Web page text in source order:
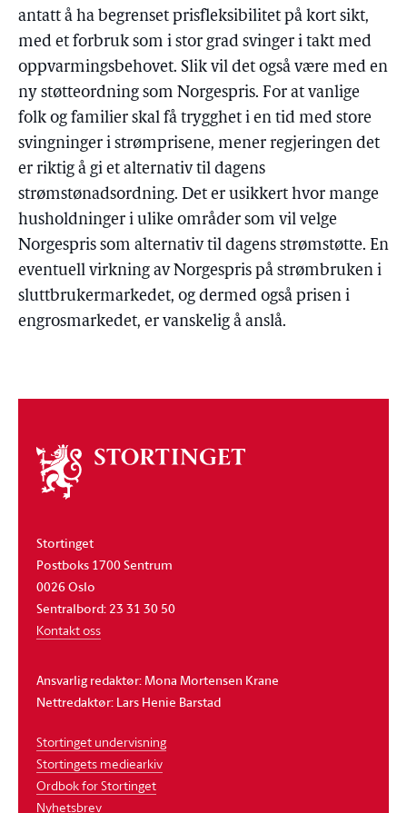
antatt å ha begrenset prisfleksibilitet på kort sikt,
med et forbruk som i stor grad svinger i takt med
oppvarmingsbehovet. Slik vil det også være med en
ny støtteordning som Norgespris. For at vanlige
folk og familier skal få trygghet i en tid med store
svingninger i strømprisene, mener regjeringen det
er riktig å gi et alternativ til dagens
strømstønadsordning. Det er usikkert hvor mange
husholdninger i ulike områder som vil velge
Norgespris som alternativ til dagens strømstøtte. En
eventuell virkning av Norgespris på strømbruken i
sluttbrukermarkedet, og dermed også prisen i
engrosmarkedet, er vanskelig å anslå.
Om
stortinget
Stortinget
Postboks 1700 Sentrum
0026 Oslo
Sentralbord: 23 31 30 50
Kontakt oss
Ansvarlig redaktør: Mona Mortensen Krane
Nettredaktør: Lars Henie Barstad
Stortinget undervisning
Stortingets mediearkiv
Ordbok for Stortinget
Nyhetsbrev